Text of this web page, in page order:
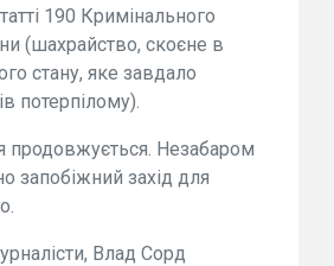
190 Кримінального
(шахрайство, скоєне в
стану, яке завдало
потерпілому).
продовжується. Незабаром
запобіжний захід для
Влад Сорд